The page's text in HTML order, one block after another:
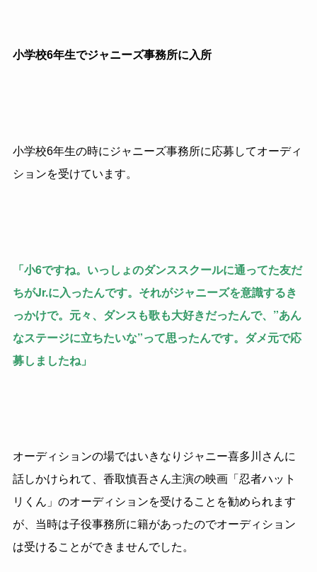
小学校6年生でジャニーズ事務所に入所
小学校6年生の時にジャニーズ事務所に応募してオーディ
ションを受けています。
「小6ですね。いっしょのダンススクールに通ってた友だ
ちがJr.に入ったんです。それがジャニーズを意識するき
っかけで。元々、ダンスも歌も大好きだったんで、”あん
なステージに立ちたいな”って思ったんです。ダメ元で応
募しましたね」
オーディションの場ではいきなりジャニー喜多川さんに
話しかけられて、香取慎吾さん主演の映画「忍者ハット
リくん」のオーディションを受けることを勧められます
が、当時は子役事務所に籍があったのでオーディション
は受けることができませんでした。